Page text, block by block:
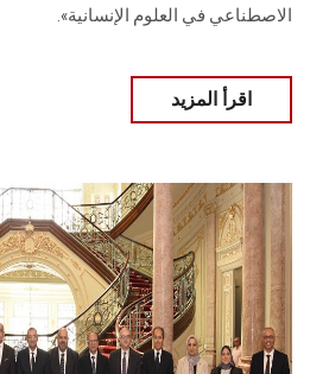
الاصطناعي في العلوم الإنسانية».
اقرأ المزيد